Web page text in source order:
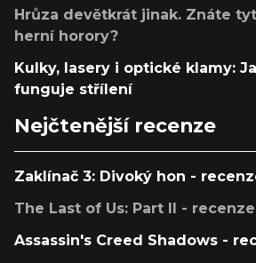
Hrůza devětkrát jinak. Znáte
herní horory?
Kulky, lasery i optické klamy:
funguje střílení
Nejčtenější recenze
Zaklínač 3: Divoký hon -
The Last of Us: Part II - recenze
Assassin's Creed Shadows -